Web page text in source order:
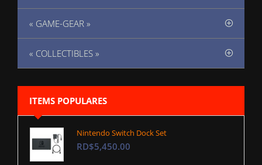
« GAME-GEAR »
« COLLECTIBLES »
ITEMS POPULARES
Nintendo Switch Dock Set
RD$5,450.00